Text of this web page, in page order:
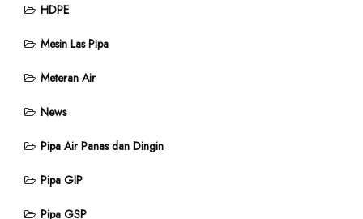
HDPE
Mesin Las Pipa
Meteran Air
News
Pipa Air Panas dan Dingin
Pipa GIP
Pipa GSP